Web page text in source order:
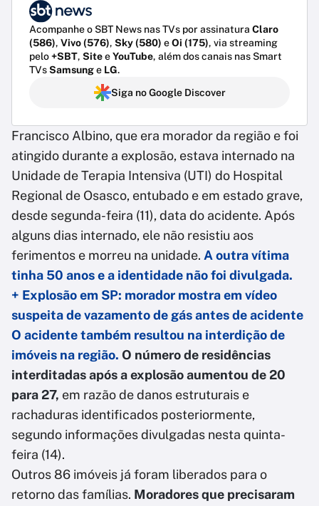
Acompanhe o SBT News nas TVs por assinatura Claro
(586), Vivo (576), Sky (580) eOi (175), via streaming
pelo+SBT, SiteeYouTube, além dos canais nas Smart
TVsSamsunge LG.
Siga no Google Discover
Francisco Albino, que era morador da região e foi
atingido durante a explosão, estava internado na
Unidade de Terapia Intensiva (UTI) do Hospital
Regional de Osasco, entubado e em estado grave,
desde segunda-feira (11), data do acidente. Após
alguns dias internado, ele não resistiu aos
ferimentos e morreu na unidade. A outra vítima
tinha 50 anos e a identidade não foi divulgada.
+ Explosão em SP: morador mostra em vídeo
suspeita de vazamento de gás antes de acidente
O acidente também resultou na interdição de
imóveis na região. O número de residências
interditadas após a explosão aumentou de 20
para 27, em razão de danos estruturais e
rachaduras identificados posteriormente,
segundo informações divulgadas nesta quinta-
feira (14).
Outros 86 imóveis já foram liberados para o
retorno das famílias. Moradores que precisaram